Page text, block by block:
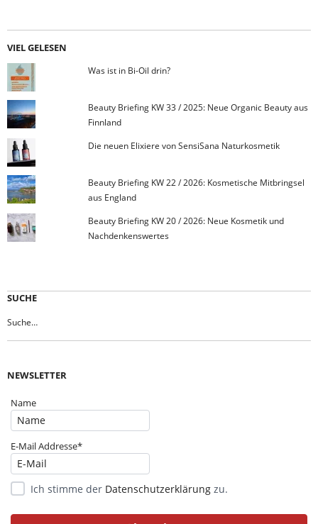
VIEL GELESEN
Was ist in Bi-Oil drin?
Beauty Briefing KW 33 / 2025: Neue Organic Beauty aus
Finnland
Die neuen Elixiere von SensiSana Naturkosmetik
Beauty Briefing KW 22 / 2026: Kosmetische Mitbringsel
aus England
Beauty Briefing KW 20 / 2026: Neue Kosmetik und
Nachdenkenswertes
SUCHE
NEWSLETTER
Name
E-Mail Addresse*
Ich stimme der Datenschutzerklärung zu.